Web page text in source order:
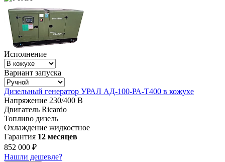
Исполнение
Вариант запуска
Дизельный генератор УРАЛ АД-100-РА-Т400 в кожухе
Напряжение 230/400 В
Двигатель Ricardo
Топливо дизель
Охлаждение жидкостное
Гарантия 12 месяцев
852 000 ₽
Нашли дешевле?